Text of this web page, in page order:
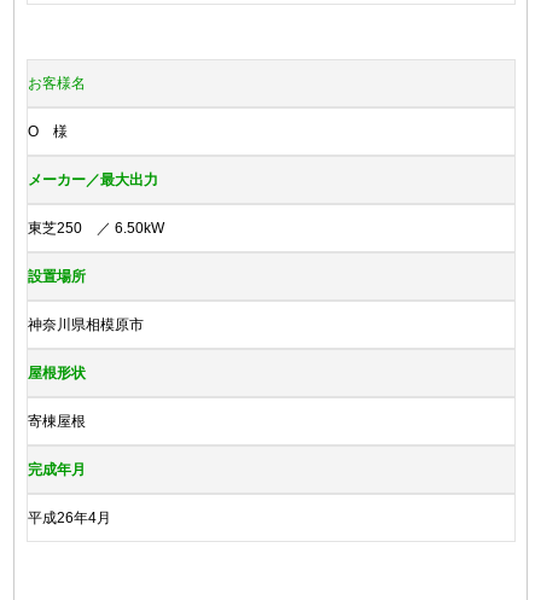
お客様名
O 様
メーカー／最大出力
東芝250 ／ 6.50kW
設置場所
神奈川県相模原市
屋根形状
寄棟屋根
完成年月
平成26年4月